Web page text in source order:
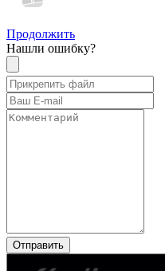
Продолжить
Нашли ошибку?